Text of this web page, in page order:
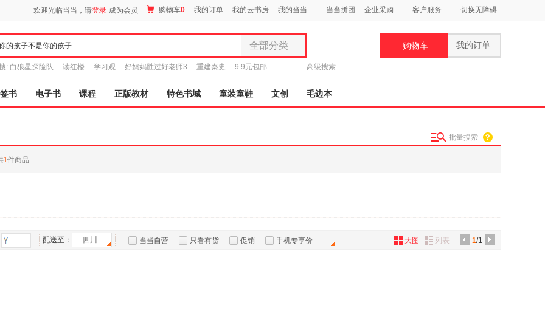
欢迎光临当当，请登录 成为会员 购物车0 我的订单 我的云书房 我的当当 当当拼团 企业采购 客户服务 切换无障碍
全部分类
全部分类
图书
电子书
家具装饰
: 白狼星探险队 读红楼 学习观 好妈妈胜过好老师3 重建秦史 9.9元包邮 高级搜索
购物车 我的订单
书 电子书 课程 正版教材 特色书城 童装童鞋 文创 毛边本
批量搜索
1件商品
配送至： 四川 当当自营 只看有货 促销 手机专享价 1/1
大图 列表